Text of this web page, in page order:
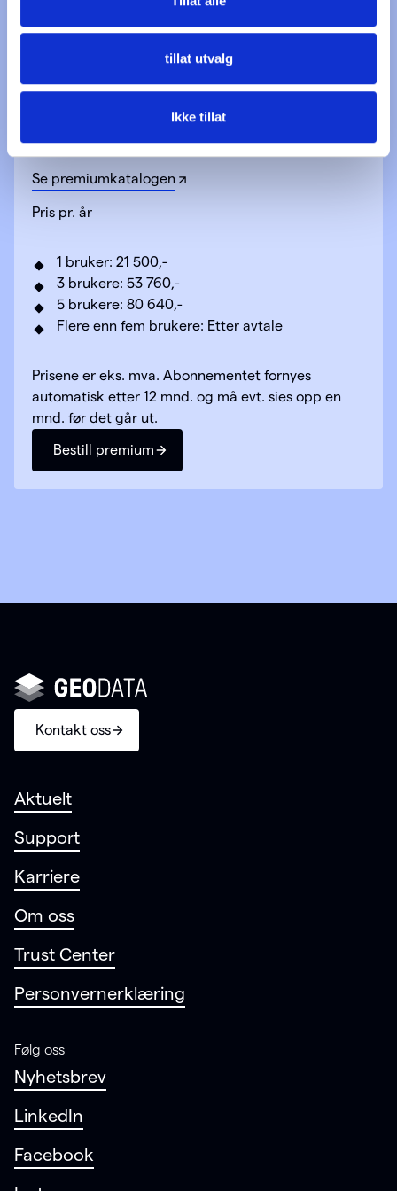
tillat utvalg
Ikke tillat
Premium-tilgang gir deg tilgang til alle kursene på
plattformen.
Se premiumkatalogen
Pris pr. år
1 bruker: 21 500,-
3 brukere: 53 760,-
5 brukere: 80 640,-
Flere enn fem brukere: Etter avtale
Prisene er eks. mva. Abonnementet fornyes
automatisk etter 12 mnd. og må evt. sies opp en
mnd. før det går ut.
Bestill premium
Kontakt oss
Aktuelt
Support
Karriere
Om oss
Trust Center
Personvernerklæring
Følg oss
Nyhetsbrev
LinkedIn
Facebook